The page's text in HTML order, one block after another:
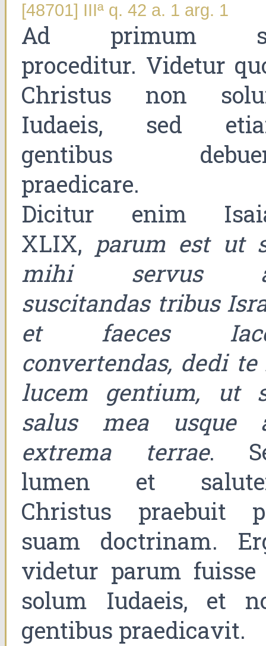
[48701] IIIª q. 42 a. 1 arg. 1
Ad primum
proceditur. Videtur
Christus non
Iudaeis, sed
gentibus
praedicare.
Dicitur enim
XLIX, parum est ut
mihi servus
suscitandas tribus
et faeces
convertendas, dedi
lucem gentium, ut
salus mea usque
extrema terrae.
lumen et
Christus praebuit
suam doctrinam.
videtur parum
solum Iudaeis, et
gentibus praedicavit.